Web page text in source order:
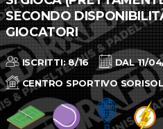
SECONDO
GIOCATORI
ISCRITTI: 8/16
DAL 11/
CENTRO SPORTIVO